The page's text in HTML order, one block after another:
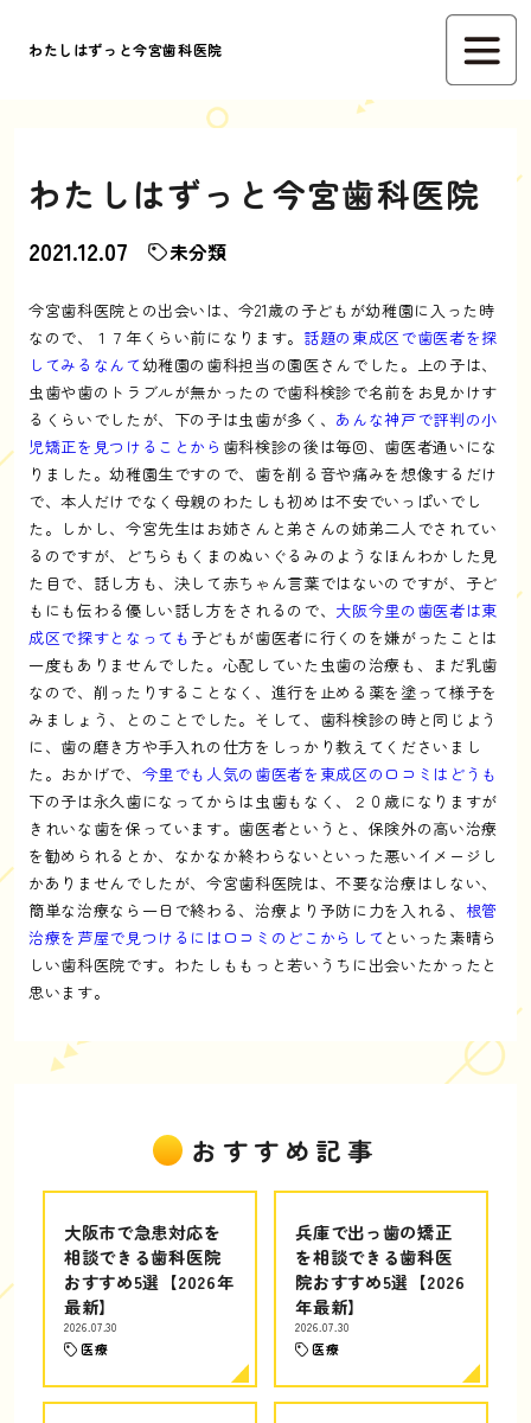
わたしはずっと今宮歯科医院
わたしはずっと今宮歯科医院
2021.12.07 未分類
今宮歯科医院との出会いは、今21歳の子どもが幼稚園に入った時
なので、１７年くらい前になります。 話題の東成区で歯医者を探
してみるなんて幼稚園の歯科担当の園医さんでした。上の子は、
虫歯や歯のトラブルが無かったので歯科検診で名前をお見かけす
るくらいでしたが、下の子は虫歯が多く、 あんな神戸で評判の小
児矯正を見つけることから 歯科検診の後は毎回、歯医者通いにな
りました。幼稚園生ですので、歯を削る音や痛みを想像するだけ
で、本人だけでなく母親のわたしも初めは不安でいっぱいでし
た。しかし、今宮先生はお姉さんと弟さんの姉弟二人でされてい
るのですが、どちらもくまのぬいぐるみのようなほんわかした見
た目で、話し方も、決して赤ちゃん言葉ではないのですが、子ど
もにも伝わる優しい話し方をされるので、 大阪今里の歯医者は東
成区で探すとなっても 子どもが歯医者に行くのを嫌がったことは
一度もありませんでした。心配していた虫歯の治療も、まだ乳歯
なので、削ったりすることなく、進行を止める薬を塗って様子を
みましょう、とのことでした。そして、歯科検診の時と同じよう
に、歯の磨き方や手入れの仕方をしっかり教えてくださいまし
た。おかげで、 今里でも人気の歯医者を東成区の口コミはどうも
下の子は永久歯になってからは虫歯もなく、２０歳になりますが
きれいな歯を保っています。歯医者というと、保険外の高い治療
を勧められるとか、なかなか終わらないといった悪いイメージし
かありませんでしたが、今宮歯科医院は、不要な治療はしない、
簡単な治療なら一日で終わる、治療より予防に力を入れる、 根管
治療を芦屋で見つけるには口コミのどこからして といった素晴ら
しい歯科医院です。わたしももっと若いうちに出会いたかったと
思います。
おすすめ記事
大阪市で急患対応を
相談できる歯科医院
おすすめ5選【2026年
最新】
2026.07.30
医療
兵庫で出っ歯の矯正
を相談できる歯科医
院おすすめ5選【2026
年最新】
2026.07.30
医療